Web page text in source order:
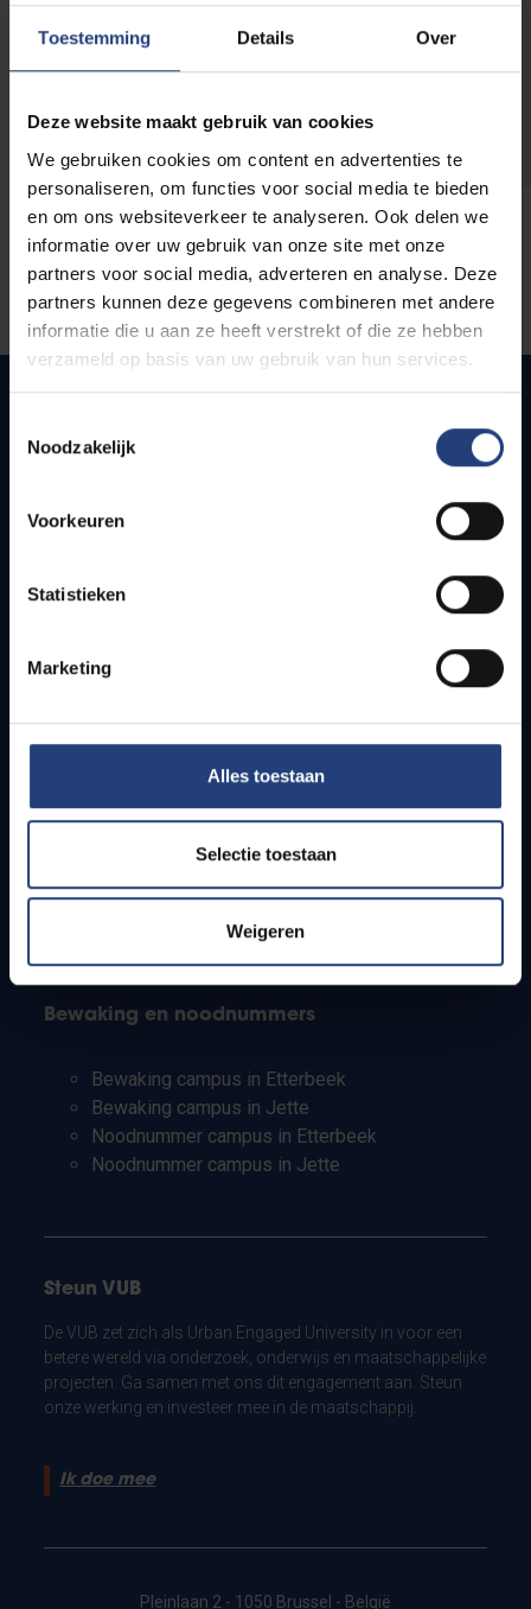
Toestemming Details Over
Deze website maakt gebruik van cookies
We gebruiken cookies om content en advertenties te
personaliseren, om functies voor social media te bieden
en om ons websiteverkeer te analyseren. Ook delen we
informatie over uw gebruik van onze site met onze
partners voor social media, adverteren en analyse. Deze
partners kunnen deze gegevens combineren met andere
informatie die u aan ze heeft verstrekt of die ze hebben
verzameld op basis van uw gebruik van hun services.
Noodzakelijk
Voorkeuren
Statistieken
Marketing
Alles toestaan
Selectie toestaan
Weigeren
Snel naar
Bereikbaarheid
Studenten
PhD-studenten
Leerkrachten en secundaire scholen
Bewaking en noodnummers
Bewaking campus in Etterbeek
Bewaking campus in Jette
Noodnummer campus in Etterbeek
Noodnummer campus in Jette
Steun VUB
De VUB zet zich als Urban Engaged University in voor een
betere wereld via onderzoek, onderwijs en maatschappelijke
projecten. Ga samen met ons dit engagement aan. Steun
onze werking en investeer mee in de maatschappij.
Ik doe mee
Pleinlaan 2 - 1050 Brussel - België